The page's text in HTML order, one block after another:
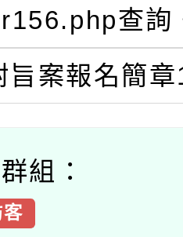
查詢
旨案報名簡
組：
客